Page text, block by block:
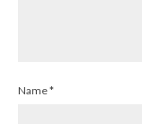
Name*